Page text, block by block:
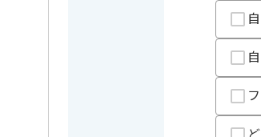
レバテックでの実績がある企業の
ITコンサルタントとしての経験を
複数案件を保有している企業です
ご経験と実績に応じて別案件のご
新しいアイディアや技術を積極的
経験豊富なメンバーと成長が出来
スキルアップされたい方、長期的
首都圏または遠方からリモートに